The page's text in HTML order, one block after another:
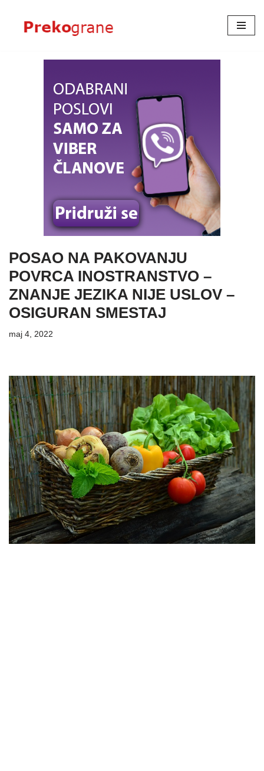
Skoči
POSAO NA PAKOVANJU
POVRCA INOSTRANSTVO –
ZNANJE JEZIKA NIJE USLOV –
OSIGURAN SMESTAJ
maj 4, 2022